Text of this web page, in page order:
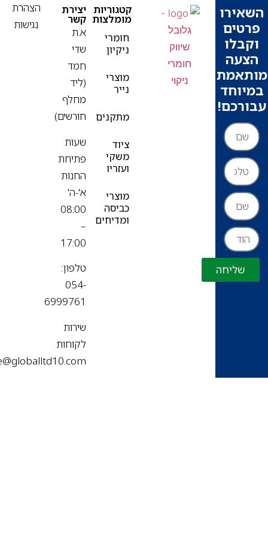
שליחה
קטגוריות
מומלצות
חומרי
מוצרי
מתקנים
משקי
מוצרי
כביסה
ומדיחים
יצירת
קשר
א.ת
שדי
(ליד
מחלף
חורשים)
פתיחת
החנות
א'-ה'
08:00
–
17:00
טלפון:
6999761
לקוחות
office@globalltd10.com
הצהרת
נגישות